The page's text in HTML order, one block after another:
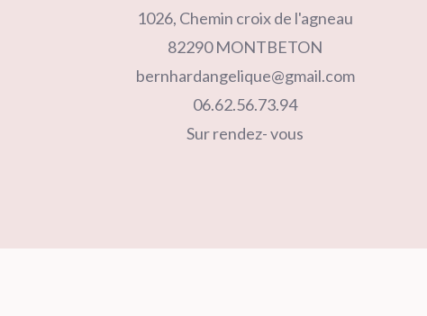
1026, Chemin croix de l'agneau
82290 MONTBETON
bernhardangelique@gmail.com
06.62.56.73.94
Sur rendez- vous